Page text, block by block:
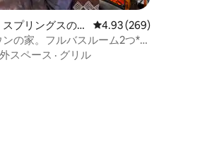
つ星の平均評価
プリングスの町
レビュー269件、5つ星
4.93 (269)
の家。フルバスルーム2つ*デ
火台
スペース · グリル